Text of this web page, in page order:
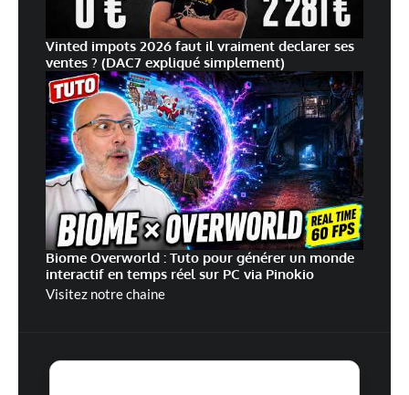
Vinted impots 2026 faut il vraiment declarer ses
ventes ? (DAC7 expliqué simplement)
Biome Overworld : Tuto pour générer un monde
interactif en temps réel sur PC via Pinokio
Visitez notre chaine